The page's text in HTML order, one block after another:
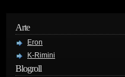
Arte
Eron
K-Rimini
Blogroll